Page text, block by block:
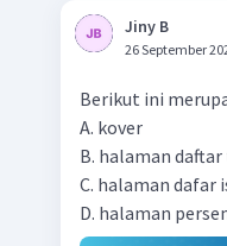
Jiny B
26 September
Berikut ini
A. kover
B. halaman
C. halaman dafar
D. halaman